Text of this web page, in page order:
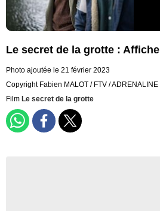
Le secret de la grotte : Affiche
Photo ajoutée le 21 février 2023
Copyright Fabien MALOT / FTV / ADRENALINE
Film Le secret de la grotte